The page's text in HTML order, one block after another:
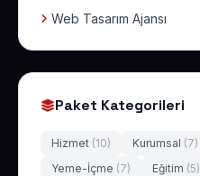
Web Tasarım Ajansı
Paket Kategorileri
Hizmet (10) Kurumsal (7)
Yeme-İçme (7) Eğitim (5)